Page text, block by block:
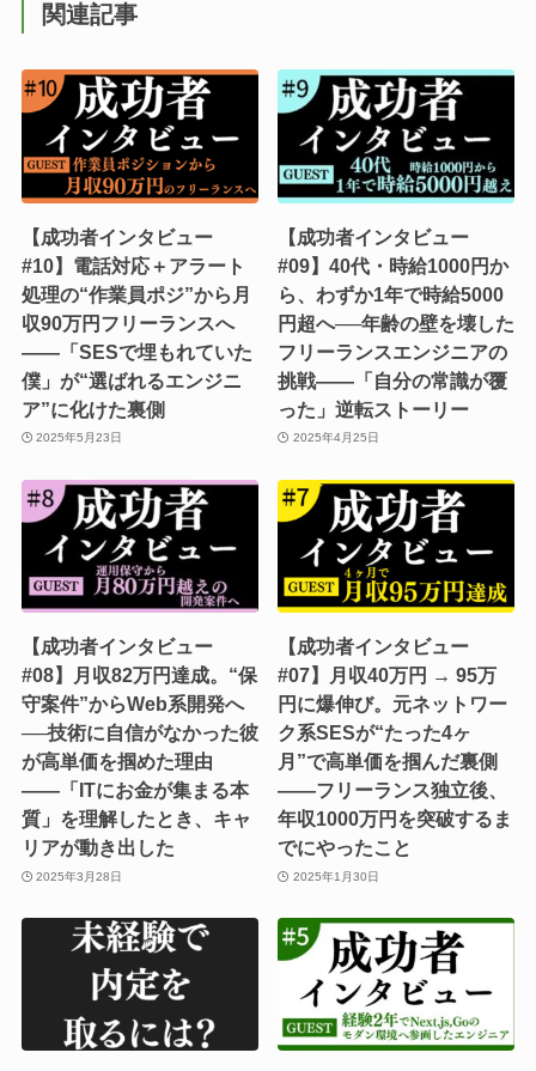
関連記事
【成功者インタビュー
#10】電話対応＋アラート
処理の“作業員ポジ”から月
収90万円フリーランスへ
――「SESで埋もれていた
僕」が“選ばれるエンジニ
ア”に化けた裏側
2025年5月23日
【成功者インタビュー
#09】40代・時給1000円か
ら、わずか1年で時給5000
円超へ──年齢の壁を壊した
フリーランスエンジニアの
挑戦――「自分の常識が覆
った」逆転ストーリー
2025年4月25日
【成功者インタビュー
#08】月収82万円達成。“保
守案件”からWeb系開発へ
──技術に自信がなかった彼
が高単価を掴めた理由
――「ITにお金が集まる本
質」を理解したとき、キャ
リアが動き出した
2025年3月28日
【成功者インタビュー
#07】月収40万円 → 95万
円に爆伸び。元ネットワー
ク系SESが“たった4ヶ
月”で高単価を掴んだ裏側
――フリーランス独立後、
年収1000万円を突破するま
でにやったこと
2025年1月30日